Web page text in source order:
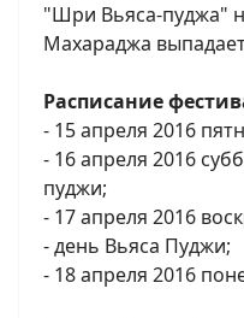
"Шри Вьяса-пуджа"
Махараджа
Расписание
- 15 апреля 2016
- 16 апреля 2016
пуджи;
- 17 апреля 2016
- день Вьяса Пуджи;
- 18 апреля 2016